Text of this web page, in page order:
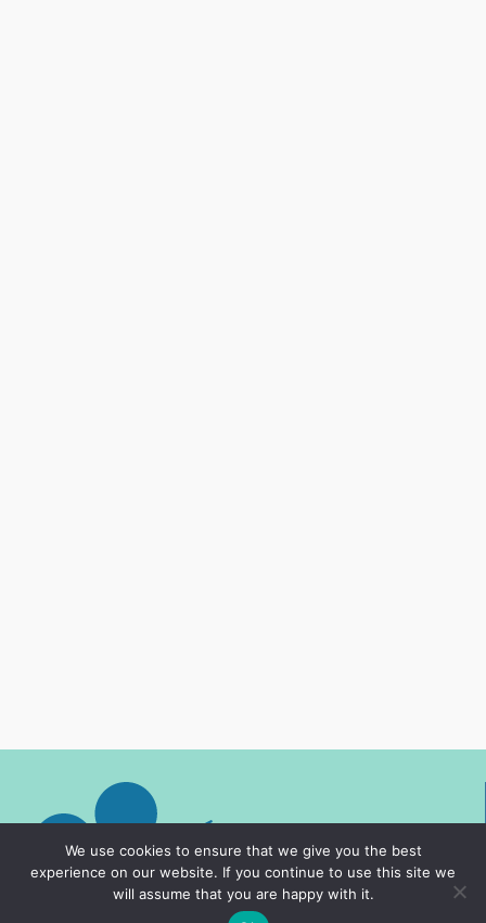
We use cookies to ensure that we give you the best
experience on our website. If you continue to use this site we
will assume that you are happy with it.